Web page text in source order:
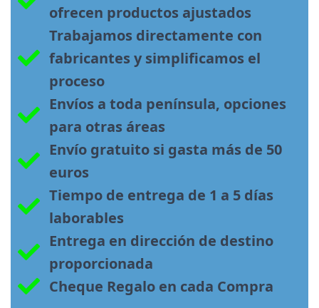
ofrecen productos ajustados
Trabajamos directamente con
fabricantes y simplificamos el
proceso
Envíos a toda península, opciones
para otras áreas
Envío gratuito si gasta más de 50
euros
Tiempo de entrega de 1 a 5 días
laborables
Entrega en dirección de destino
proporcionada
Cheque Regalo en cada Compra